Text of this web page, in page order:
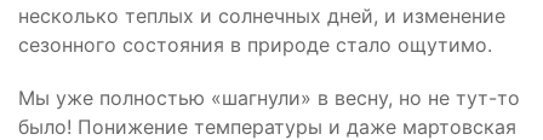
несколько теплых и солнечных дней, и изменение
сезонного состояния в природе стало ощутимо.
Мы уже полностью «шагнули» в весну, но не тут-то
было! Понижение температуры и даже мартовская